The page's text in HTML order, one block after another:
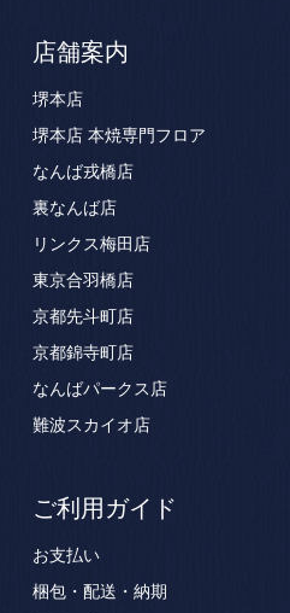
店舗案内
堺本店
堺本店 本焼専門フロア
なんば戎橋店
裏なんば店
リンクス梅田店
東京合羽橋店
京都先斗町店
京都錦寺町店
なんばパークス店
難波スカイオ店
ご利用ガイド
お支払い
梱包・配送・納期